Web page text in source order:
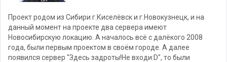
Проект родом из Сибири г.Киселёвск и г.Новокузнецк, и на
данный момент на проекте два сервера имеют
Новосибирскую локацию. А началось всё с далёкого 2008
года, были первым проектом в своём городе. А далее
появился сервер "Здесь задроты!Не входи:D", то были